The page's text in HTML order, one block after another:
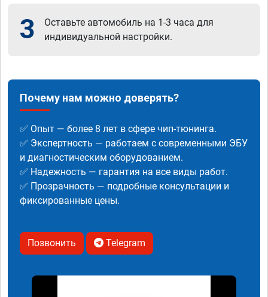
3
Оставьте автомобиль на 1-3 часа для
индивидуальной настройки.
Почему нам можно доверять?
✅ Опыт — более 8 лет в сфере чип-тюнинга.
✅ Экспертность — работаем с современными ЭБУ
и диагностическим оборудованием.
✅ Надежность — гарантия на все виды работ.
✅ Прозрачность — подробные консультации и
фиксированные цены.
Позвонить Telegram